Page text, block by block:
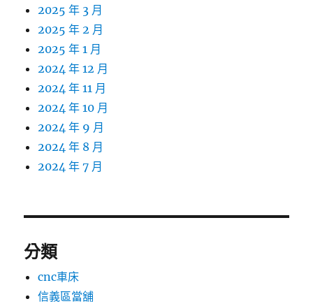
2025 年 3 月
2025 年 2 月
2025 年 1 月
2024 年 12 月
2024 年 11 月
2024 年 10 月
2024 年 9 月
2024 年 8 月
2024 年 7 月
分類
cnc車床
信義區當舖